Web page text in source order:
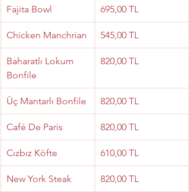
Fajita Bowl 695,00 TL
Chicken Manchrian 545,00 TL
Baharatlı Lokum
Bonfile
820,00 TL
Üç Mantarlı Bonfile 820,00 TL
Café De Paris 820,00 TL
Cızbız Köfte 610,00 TL
New York Steak 820,00 TL